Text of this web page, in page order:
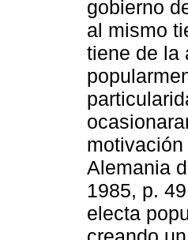
gobierno
al mismo
tiene de la
Alemania
1985, p.
electa